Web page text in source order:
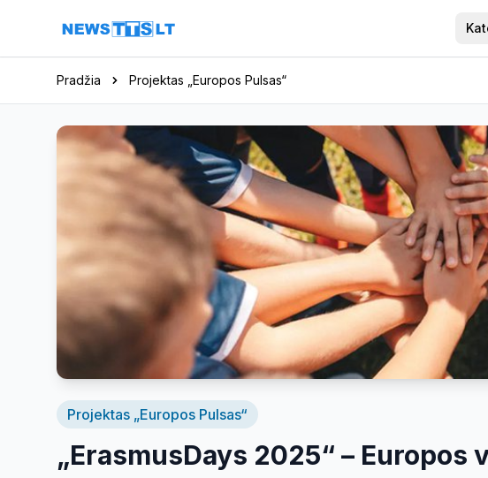
Pradžia Projektas „Europos Pulsas“
Projektas „Europos Pulsas“
„ErasmusDays 2025“ –